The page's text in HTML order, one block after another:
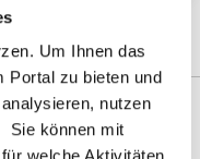
Um Ihnen das
Portal zu bieten und
nutzen
Sie können mit